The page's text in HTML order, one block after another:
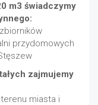
m3 świadczymy
przydomowych
zajmujemy
miasta i